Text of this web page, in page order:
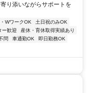
り添いながらサポートを
WワークOK
土日祝のみOK
ー歓迎
産休・育休取得実績あり
問 車通勤OK
即日勤務OK